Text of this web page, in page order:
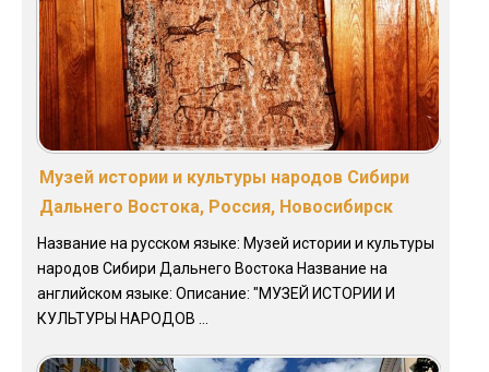
Музей истории и культуры народов Сибири
Дальнего Востока, Россия, Новосибирск
Название на русском языке: Музей истории и культуры
народов Сибири Дальнего Востока Название на
английском языке: Описание: "МУЗЕЙ ИСТОРИИ И
КУЛЬТУРЫ НАРОДОВ ...